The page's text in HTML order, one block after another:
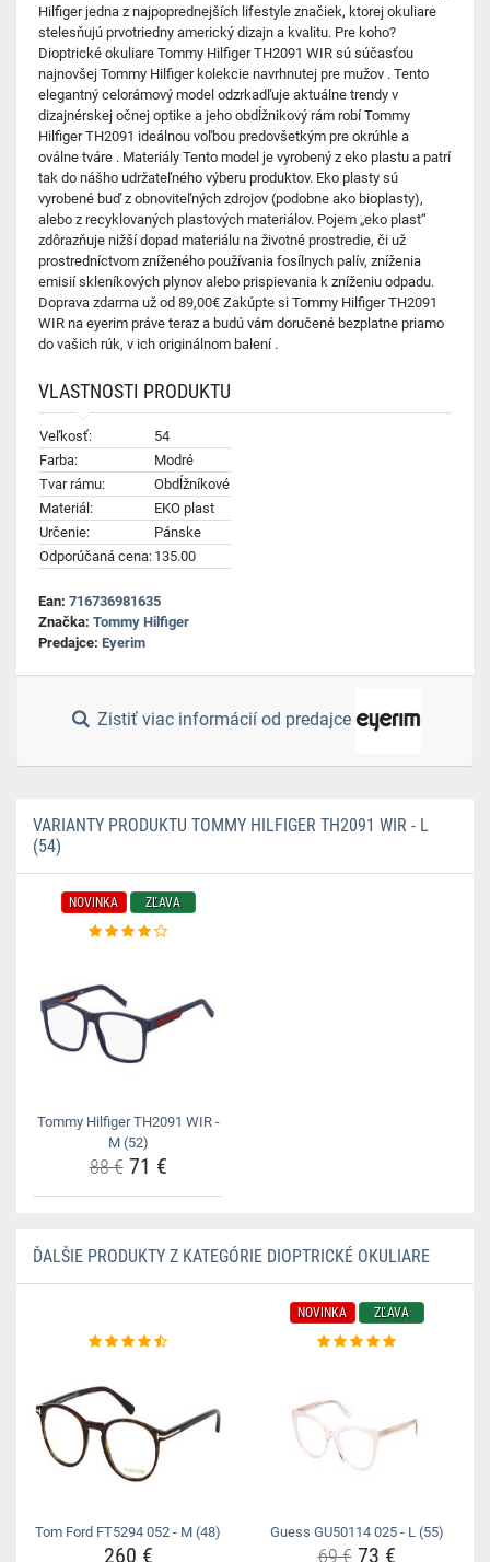
Hilfiger jedna z najpoprednejších lifestyle značiek, ktorej okuliare
stelesňujú prvotriedny americký dizajn a kvalitu. Pre koho?
Dioptrické okuliare Tommy Hilfiger TH2091 WIR sú súčasťou
najnovšej Tommy Hilfiger kolekcie navrhnutej pre mužov . Tento
elegantný celorámový model odzrkadľuje aktuálne trendy v
dizajnérskej očnej optike a jeho obdĺžnikový rám robí Tommy
Hilfiger TH2091 ideálnou voľbou predovšetkým pre okrúhle a
oválne tváre . Materiály Tento model je vyrobený z eko plastu a patrí
tak do nášho udržateľného výberu produktov. Eko plasty sú
vyrobené buď z obnoviteľných zdrojov (podobne ako bioplasty),
alebo z recyklovaných plastových materiálov. Pojem „eko plast“
zdôrazňuje nižší dopad materiálu na životné prostredie, či už
prostredníctvom zníženého používania fosílnych palív, zníženia
emisií skleníkových plynov alebo prispievania k zníženiu odpadu.
Doprava zdarma už od 89,00€ Zakúpte si Tommy Hilfiger TH2091
WIR na eyerim práve teraz a budú vám doručené bezplatne priamo
do vašich rúk, v ich originálnom balení .
VLASTNOSTI PRODUKTU
Veľkosť:
54
Farba:
Modré
Tvar rámu:
Obdĺžníkové
Materiál:
EKO plast
Určenie:
Pánske
Odporúčaná cena: 135.00
Ean: 716736981635
Značka: Tommy Hilfiger
Predajce: Eyerim
Zistiť viac informácií od predajce
VARIANTY PRODUKTU TOMMY HILFIGER TH2091 WIR - L
(54)
NOVINKA ZĽAVA
Tommy Hilfiger TH2091 WIR -
M (52)
88 €71 €
ĎALŠIE PRODUKTY Z KATEGÓRIE DIOPTRICKÉ OKULIARE
Tom Ford FT5294 052 - M (48)
260 €
NOVINKA ZĽAVA
Guess GU50114 025 - L (55)
69 €73 €